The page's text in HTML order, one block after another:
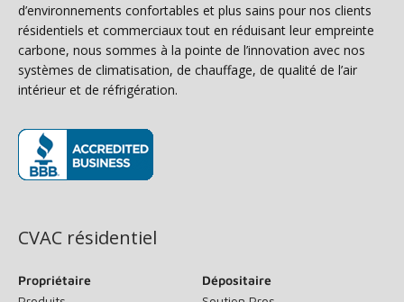
d’environnements confortables et plus sains pour nos clients
résidentiels et commerciaux tout en réduisant leur empreinte
carbone, nous sommes à la pointe de l’innovation avec nos
systèmes de climatisation, de chauffage, de qualité de l’air
intérieur et de réfrigération.
CVAC résidentiel
Propriétaire
Dépositaire